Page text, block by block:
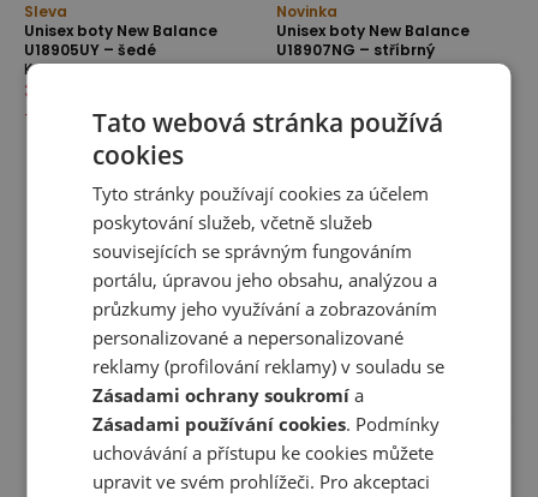
Sleva
Unisex boty New Balance
U18905UY – šedé
Kolekce U1890
3 499,00 Kč
-
Novinka
Unisex boty New Balance
U18907NG – stříbrný
Kolekce U1890
Tato webová stránka používá
cookies
Tyto stránky používají cookies za účelem
poskytování služeb, včetně služeb
souvisejících se správným fungováním
portálu, úpravou jeho obsahu, analýzou a
průzkumy jeho využívání a zobrazováním
personalizované a nepersonalizované
reklamy (profilování reklamy) v souladu se
Zásadami ochrany soukromí a
Zásadami používání cookies. Podmínky
uchovávání a přístupu ke cookies můžete
upravit ve svém prohlížeči. Pro akceptaci